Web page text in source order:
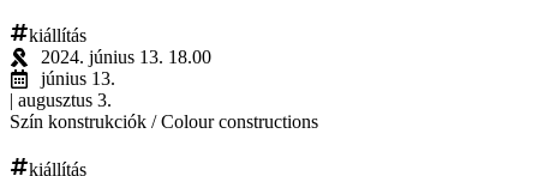
kiállítás
2024. június 13. 18.00
június 13.
| augusztus 3.
Szín konstrukciók / Colour constructions
kiállítás